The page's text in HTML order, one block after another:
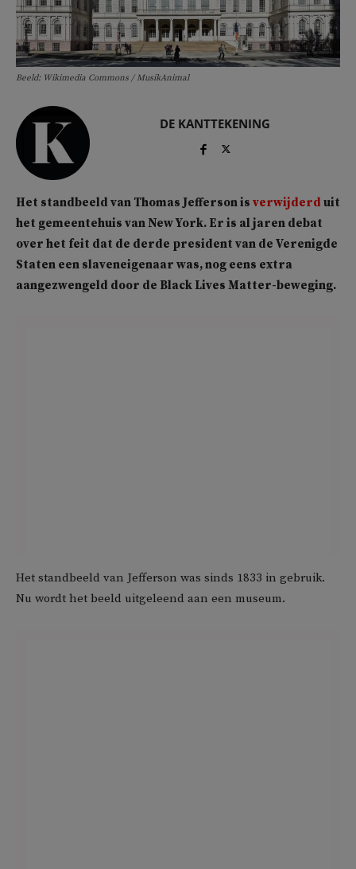
Beeld: Wikimedia Commons / MusikAnimal
DE KANTTEKENING
Het standbeeld van Thomas Jefferson is verwijderd uit
het gemeentehuis van New York. Er is al jaren debat
over het feit dat de derde president van de Verenigde
Staten een slaveneigenaar was, nog eens extra
aangezwengeld door de Black Lives Matter-beweging.
Het standbeeld van Jefferson was sinds 1833 in gebruik.
Nu wordt het beeld uitgeleend aan een museum.